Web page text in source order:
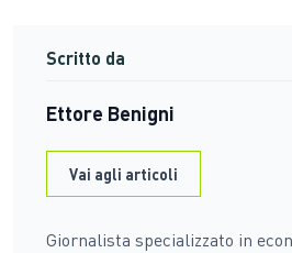
Scritto da
Ettore Benigni
Vai agli articoli
Giornalista specializzato in